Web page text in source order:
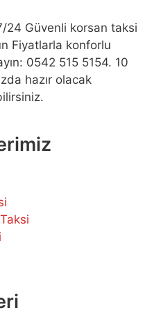
24 Güvenli korsan taksi
Fiyatlarla konforlu
0542 515 5154. 10
hazır olacak